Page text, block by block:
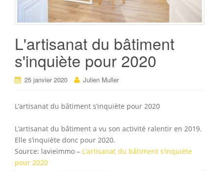
o
L'artisanat du bâtiment
s'inquiète pour 2020
25 janvier 2020 Julien Muller
L’artisanat du bâtiment s’inquiète pour 2020
L’artisanat du bâtiment a vu son activité ralentir en 2019.
Elle s’inquiète donc pour 2020.
Source: lavieimmo – L’artisanat du bâtiment s’inquiète
pour 2020